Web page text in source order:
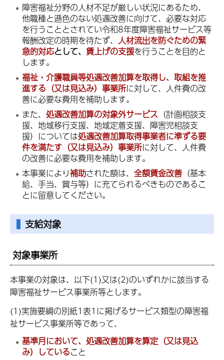
障害福祉分野の人材不足が厳しい状況にあるため、
他職種と遜色のない処遇改善に向けて、必要な対応
を行うこととされてい令和8年度障害福祉サービス等
報酬改定の時期を待たず、 人材流出を防ぐための緊
急的対応として、賃上げの支援を行うことを目的と
します。
福祉・介護職員等処遇改善加算を取得し、取組を推
進する（又は見込み）事業所に対して、人件費の改
善に必要な費用を補助します。
また、処遇改善加算の対象外サービス （計画相談支
援、地域移行支援、地域定着支援、障害児相談支
援）については処遇改善加算取得事業者に準ずる要
件を満たす（又は見込み）事業所に対して、人件費
の改善に必要な費用を補助します。
本事業により補助された額は、全額賃金改善 （基本
給、手当、賞与等）に充てられるべきものであるこ
とに留意してください。
支給対象
対象事業所
本事業の対象は、以下(1)又は(2)のいずれかに該当する
障害福祉サービス事業所等とします。
(1)実施要綱の別紙1表1に掲げるサービス類型の障害福
祉サービス事業所等であって、
基準月において、処遇改善加算を算定（又は見込
み）していること